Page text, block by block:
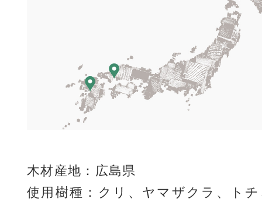
木材産地：広島県
使用樹種：クリ、ヤマザクラ、ト